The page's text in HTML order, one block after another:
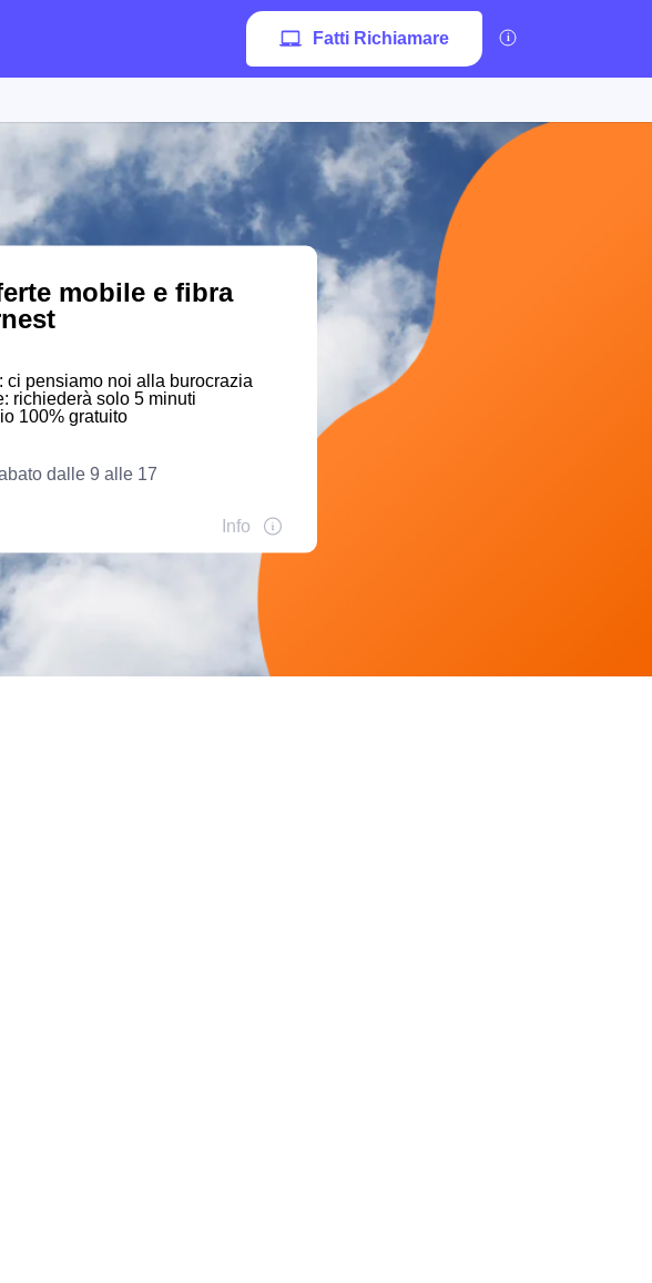
Fatti Richiamare